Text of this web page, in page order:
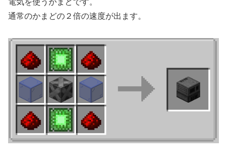
通常のかまどの２倍の速度が出ます。